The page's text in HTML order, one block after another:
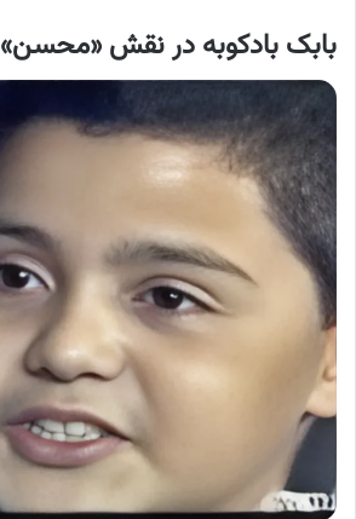
بابک بادکوبه در نقش «محسن»